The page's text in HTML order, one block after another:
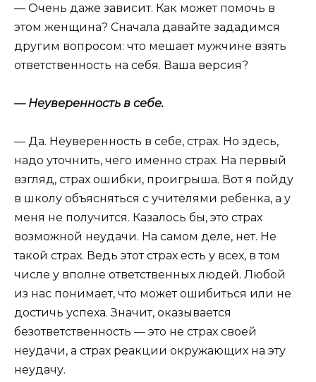
— Очень даже зависит. Как может помочь в
этом женщина? Сначала давайте зададимся
другим вопросом: что мешает мужчине взять
ответственность на себя. Ваша версия?
— Неуверенность в себе.
— Да. Неуверенность в себе, страх. Но здесь,
надо уточнить, чего именно страх. На первый
взгляд, страх ошибки, проигрыша. Вот я пойду
в школу объясняться с учителями ребенка, а у
меня не получится. Казалось бы, это страх
возможной неудачи. На самом деле, нет. Не
такой страх. Ведь этот страх есть у всех, в том
числе у вполне ответственных людей. Любой
из нас понимает, что может ошибиться или не
достичь успеха. Значит, оказывается
безответственность — это не страх своей
неудачи, а страх реакции окружающих на эту
неудачу.